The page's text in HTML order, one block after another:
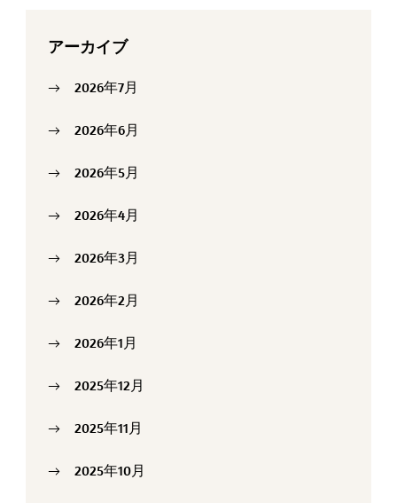
アーカイブ
2026年7月
2026年6月
2026年5月
2026年4月
2026年3月
2026年2月
2026年1月
2025年12月
2025年11月
2025年10月